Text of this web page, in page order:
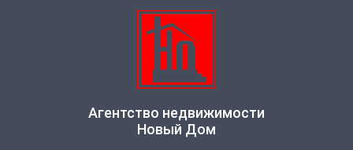
Агентство недвижимости
Новый Дом